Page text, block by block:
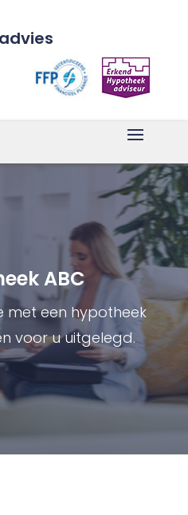
ABC
met een hypotheek
voor u uitgelegd.